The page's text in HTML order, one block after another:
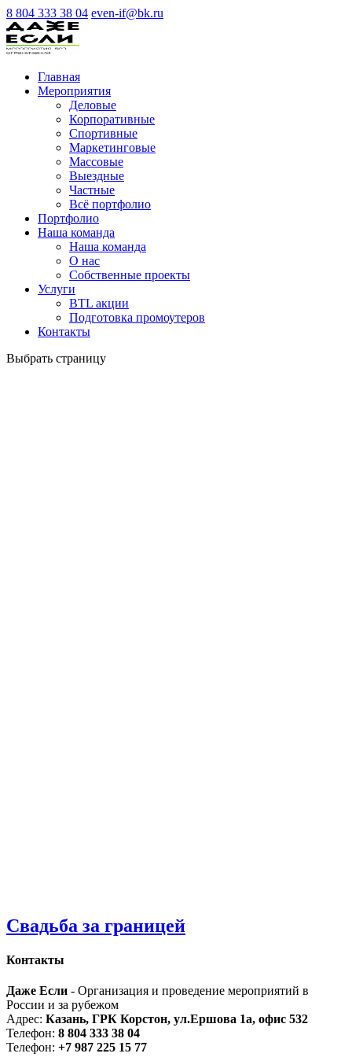
8 804 333 38 04 even-if@bk.ru
Главная
Мероприятия
Деловые
Корпоративные
Спортивные
Маркетинговые
Массовые
Выездные
Частные
Всё портфолио
Портфолио
Наша команда
Наша команда
О нас
Cобственные проекты
Услуги
BTL акции
Подготовка промоутеров
Контакты
Выбрать страницу
Свадьба за границей
Контакты
Даже Если - Организация и проведение мероприятий в
России и за рубежом
Адрес: Казань, ГРК Корстон, ул.Ершова 1а, офис 532
Телефон: 8 804 333 38 04
Телефон: +7 987 225 15 77